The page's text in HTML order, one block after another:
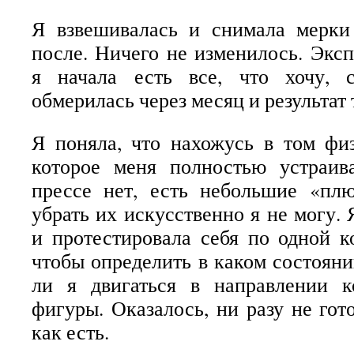
Я взвешивалась и снимала
после. Ничего не изменилось.
я начала есть все, что хочу,
обмерилась через месяц и результат
Я поняла, что нахожусь в том
которое меня полностью
прессе нет, есть небольшие
убрать их искусственно я не могу.
и протестировала себя по одной
чтобы определить в каком
ли я двигаться в направлении
фигуры. Оказалось, ни разу не
как есть.